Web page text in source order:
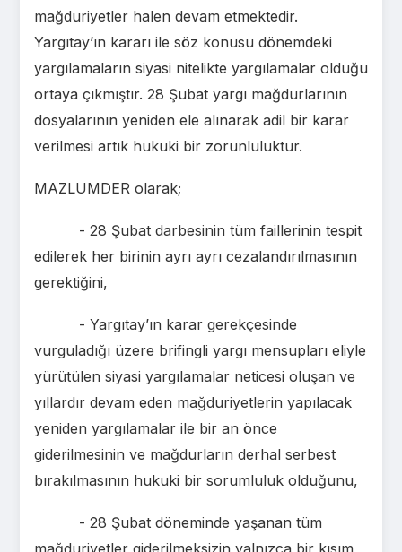
mağduriyetler halen devam etmektedir.
Yargıtay’ın kararı ile söz konusu dönemdeki
yargılamaların siyasi nitelikte yargılamalar olduğu
ortaya çıkmıştır. 28 Şubat yargı mağdurlarının
dosyalarının yeniden ele alınarak adil bir karar
verilmesi artık hukuki bir zorunluluktur.
MAZLUMDER olarak;
- 28 Şubat darbesinin tüm faillerinin tespit
edilerek her birinin ayrı ayrı cezalandırılmasının
gerektiğini,
- Yargıtay’ın karar gerekçesinde
vurguladığı üzere brifingli yargı mensupları eliyle
yürütülen siyasi yargılamalar neticesi oluşan ve
yıllardır devam eden mağduriyetlerin yapılacak
yeniden yargılamalar ile bir an önce
giderilmesinin ve mağdurların derhal serbest
bırakılmasının hukuki bir sorumluluk olduğunu,
- 28 Şubat döneminde yaşanan tüm
mağduriyetler giderilmeksizin yalnızca bir kısım